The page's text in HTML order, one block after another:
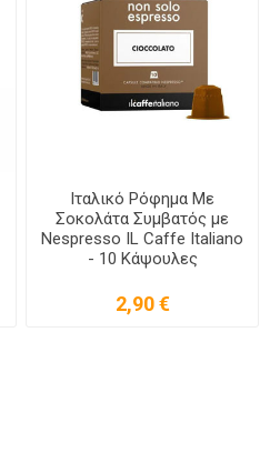
Ιταλικό Ρόφημα Mε
Σοκολάτα Συμβατός με
Nespresso IL Caffe Italiano
- 10 Κάψουλες
2,90 €